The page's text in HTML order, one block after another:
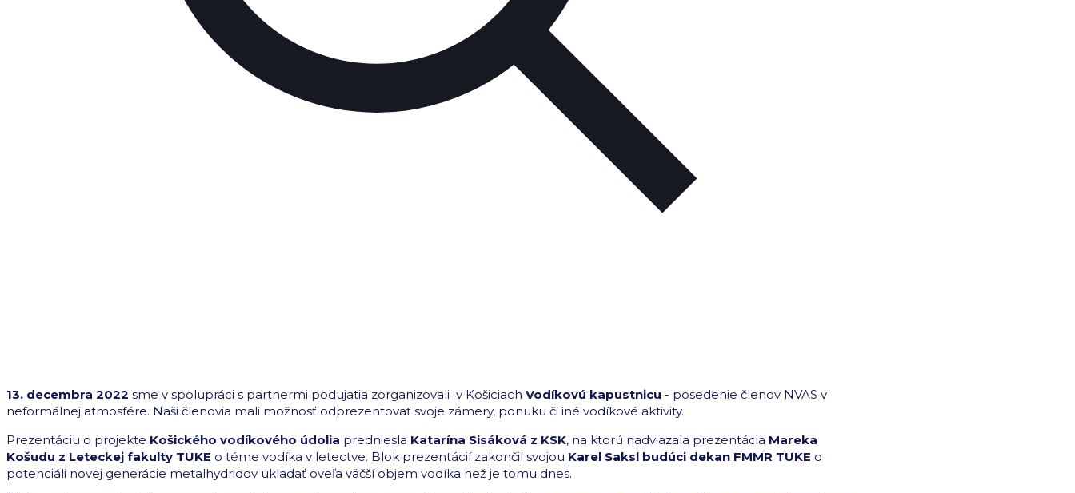
13. decembra 2022 sme v spolupráci s partnermi podujatia zorganizovali v Košiciach Vodíkovú kapustnicu - posedenie členov NVAS v
neformálnej atmosfére. Naši členovia mali možnosť odprezentovať svoje zámery, ponuku či iné vodíkové aktivity.
Prezentáciu o projekte Košického vodíkového údolia predniesla Katarína Sisáková z KSK, na ktorú nadviazala prezentácia Mareka
Košudu z Leteckej fakulty TUKE o téme vodíka v letectve. Blok prezentácií zakončil svojou Karel Saksl budúci dekan FMMR TUKE o
potenciáli novej generácie metalhydridov ukladať oveľa väčší objem vodíka než je tomu dnes.